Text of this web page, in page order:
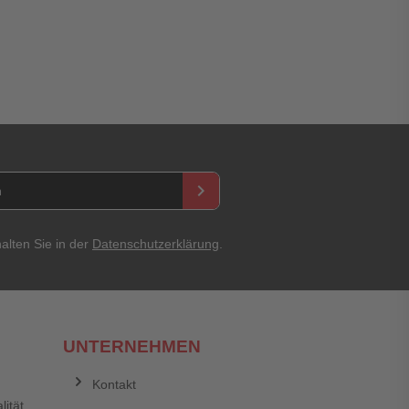
Abbrechen Bewertung abschicken
keyboard_arrow_right
Sie in der Datenschutzerklärung
UNTERNEHMEN
Kontakt